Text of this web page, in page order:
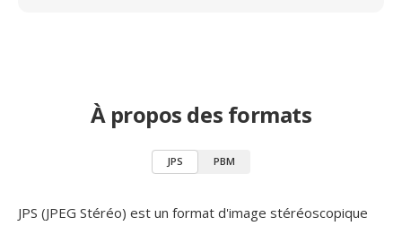
À propos des formats
JPS PBM
JPS (JPEG Stéréo) est un format d'image stéréoscopique